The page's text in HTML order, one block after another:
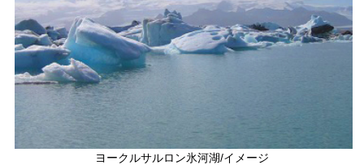
ークルサルロン氷河湖/イメージ